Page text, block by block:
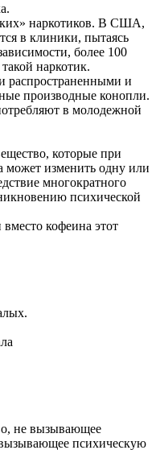
наркотиков. В США,
в клиники, пытаясь
более 100
наркотик.
распространенными и
производные конопли.
в молодежной
которые при
может изменить одну или
многократного
психической
кофеина этот
не вызывающее
психическую